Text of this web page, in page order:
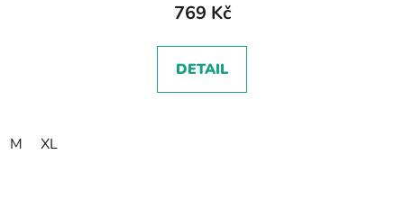
769 Kč
DETAIL
M XL